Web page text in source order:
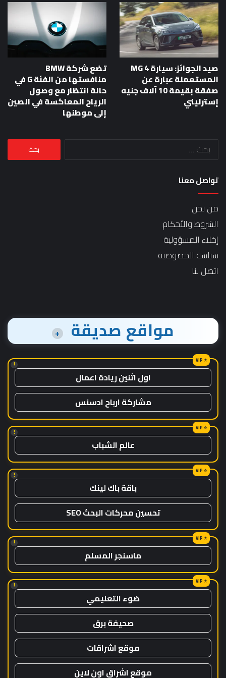
صيد الجوائز: سيارة MG 4
المستعملة عبارة عن
صفقة بقيمة 10 آلاف جنيه
إسترليني
تضع شركة BMW
منافستها من الفئة G في
حالة انتظار مع وصول
الرياح المعاكسة في الصين
إلى موطنها
البحث
تواصل معنا
من نحن
الشروط والأحكام
إخلاء المسؤولية
سياسة الخصوصية
اتصل بنا
مواقع صديقة +
!
اول اثنين ريادة اعمال
مشاركة ارباح ادسنس
!
عالم الشباب
!
باقة باك لينك
تحسين محركات البحث SEO
!
ماسنجر المسلم
!
ضوء التعليمي
صحيفة برق
موقع اشراقات
موقع اشراق اون لاين